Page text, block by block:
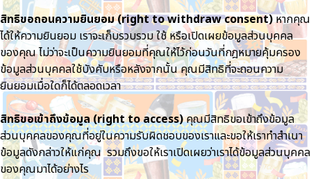
สิทธิขอถอนความยินยอม (right to withdraw consent)หากคุณ
ได้ให้ความยินยอม เราจะเก็บรวบรวม ใช้ หรือเปิดเผยข้อมูลส่วนบุคคล
ของคุณ ไม่ว่าจะเป็นความยินยอมที่คุณให้ไว้ก่อนวันที่กฎหมายคุ้มครอง
ข้อมูลส่วนบุคคลใช้บังคับหรือหลังจากนั้น คุณมีสิทธิที่จะถอนความ
ยินยอมเมื่อใดก็ได้ตลอดเวลา
สิทธิขอเข้าถึงข้อมูล (right to access)คุณมีสิทธิขอเข้าถึงข้อมูล
ส่วนบุคคลของคุณที่อยู่ในความรับผิดชอบของเราและขอให้เราทำสำเนา
ข้อมูลดังกล่าวให้แก่คุณ รวมถึงขอให้เราเปิดเผยว่าเราได้ข้อมูลส่วนบุคคล
ของคุณมาได้อย่างไร